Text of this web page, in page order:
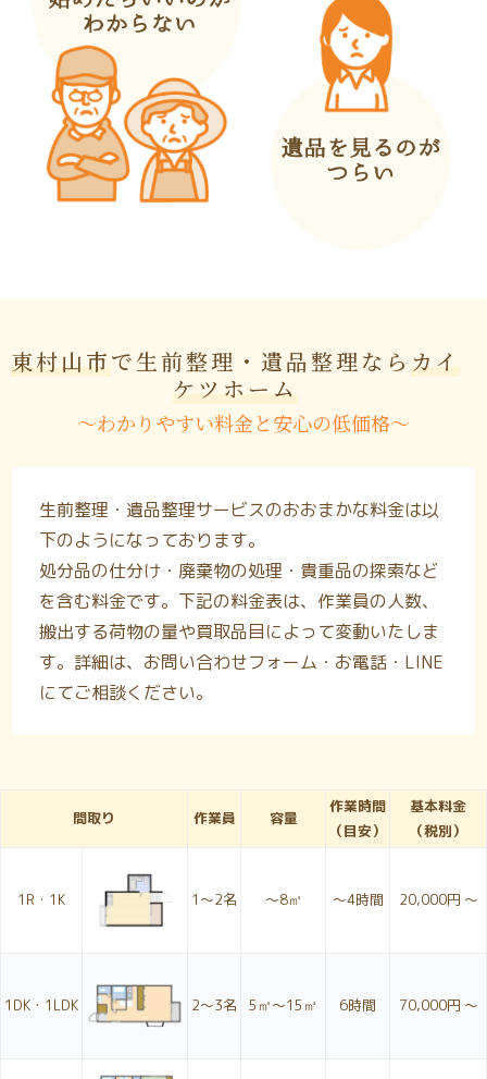
東村山市で生前整理・遺品整理なら カイ
ケツホーム
〜わかりやすい料金と安心の低価格〜
生前整理・遺品整理サービスのおおまかな料金は以
下のようになっております。
処分品の仕分け・廃棄物の処理・貴重品の探索など
を含む料金です。下記の料金表は、作業員の人数、
搬出する荷物の量や買取品目によって変動いたしま
す。詳細は、お問い合わせフォーム・お電話・LINE
にてご相談ください。
間取り 作業員 容量
作業時間
（目安）
基本料金
（税別）
1R・1K 1〜2名 ～8㎥ ～4時間 20,000円 ～
1DK・1LDK 2〜3名 5㎥～15㎥ 6時間 70,000円 ～